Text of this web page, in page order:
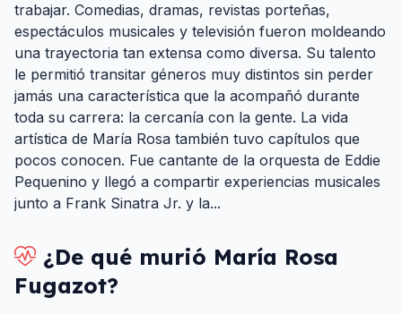
trabajar. Comedias, dramas, revistas porteñas,
espectáculos musicales y televisión fueron moldeando
una trayectoria tan extensa como diversa. Su talento
le permitió transitar géneros muy distintos sin perder
jamás una característica que la acompañó durante
toda su carrera: la cercanía con la gente. La vida
artística de María Rosa también tuvo capítulos que
pocos conocen. Fue cantante de la orquesta de Eddie
Pequenino y llegó a compartir experiencias musicales
junto a Frank Sinatra Jr. y la...
¿De qué murió María Rosa
Fugazot?